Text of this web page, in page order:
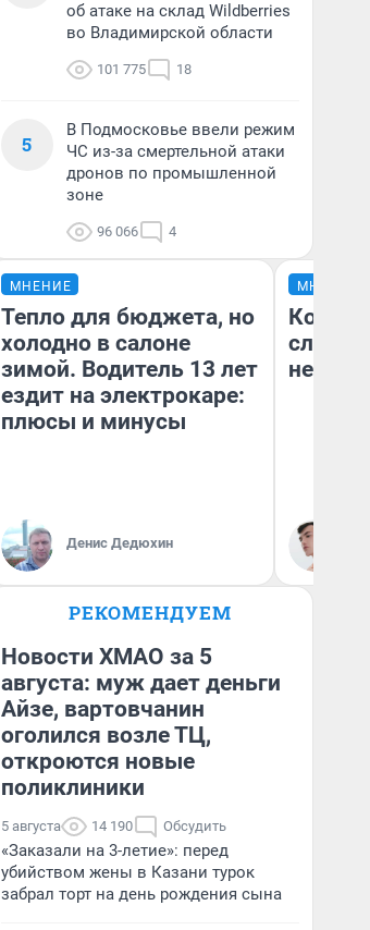
об атаке на склад Wildberries
во Владимирской области
101 775 18
5
В Подмосковье ввели режим
ЧС из-за смертельной атаки
дронов по промышленной
зоне
96 066 4
МНЕНИЕ
Тепло для бюджета, но
холодно в салоне
зимой. Водитель 13 лет
ездит на электрокаре:
плюсы и минусы
Денис Дедюхин
МНЕНИЕ
Когда
слов:
немых
РЕКОМЕНДУЕМ
Новости ХМАО за 5
августа: муж дает деньги
Айзе, вартовчанин
оголился возле ТЦ,
откроются новые
поликлиники
5 августа 14 190 Обсудить
«Заказали на 3-летие»: перед
убийством жены в Казани турок
забрал торт на день рождения сына